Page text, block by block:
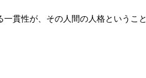
貫性が、その人間の人格ということ